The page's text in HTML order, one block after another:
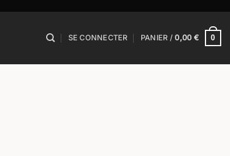
SE CONNECTER PANIER /0,00 € 0